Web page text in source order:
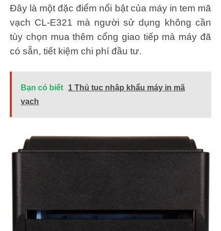
Đây là một đặc điểm nổi bật của máy in tem mã
vạch CL-E321 mà người sử dụng không cần
tùy chọn mua thêm cổng giao tiếp mà máy đã
có sẵn, tiết kiệm chi phí đầu tư.
Bạn có biết
1 Thủ tục nhập khẩu máy in mã
vạch